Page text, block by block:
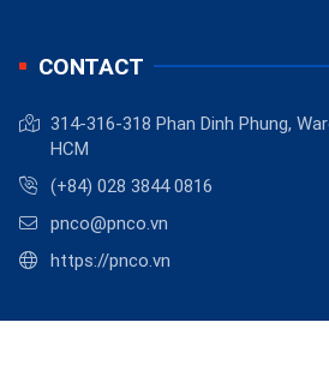
CONTACT
314-316-318 Phan Dinh Phung,
HCM
(+84) 028 3844 0816
pnco@pnco.vn
https://pnco.vn